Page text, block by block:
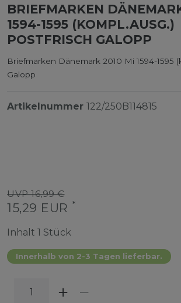
BRIEFMARKEN
1594-1595 (KOMPL.AUSG.)
POSTFRISCH GALOPP
Briefmarken Dänemark 2010 Mi 1594-1595
Galopp
Artikelnummer 122/250B114815
UVP 16,99 €
15,29 EUR *
Inhalt 1 Stück
Innerhalb von 2-3 Tagen lieferbar.